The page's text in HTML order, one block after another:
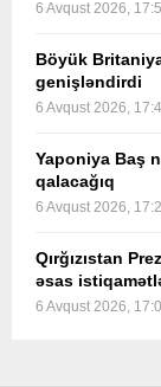
6 Avqust 2026,
Böyük
genişləndirdi
6 Avqust 2026,
Yaponiya Baş
qalacağıq
6 Avqust 2026,
Qırğızıstan
əsas
6 Avqust 2026,